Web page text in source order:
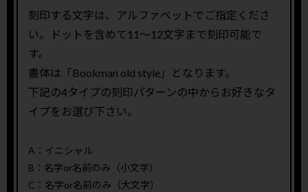
刻印する文字は、アルファベットでご指定くださ
い。ドットを含めて11〜12文字まで刻印可能で
す。
書体は「Bookman old style」となります。
下記の4タイプの刻印パターンの中からお好きなタ
イプをお選び下さい。
A：イニシャル
B：名字or名前のみ（小文字）
C：名字or名前のみ（大文字）